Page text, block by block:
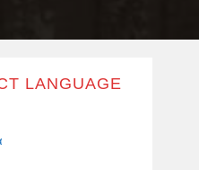
LANGUAGE